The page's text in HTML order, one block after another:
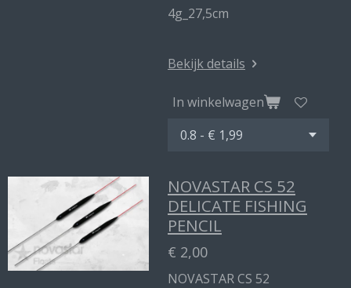
4g_27,5cm
Bekijk details
In winkelwagen
NOVASTAR CS 52
DELICATE FISHING
PENCIL
€ 2,00
NOVASTAR CS 52